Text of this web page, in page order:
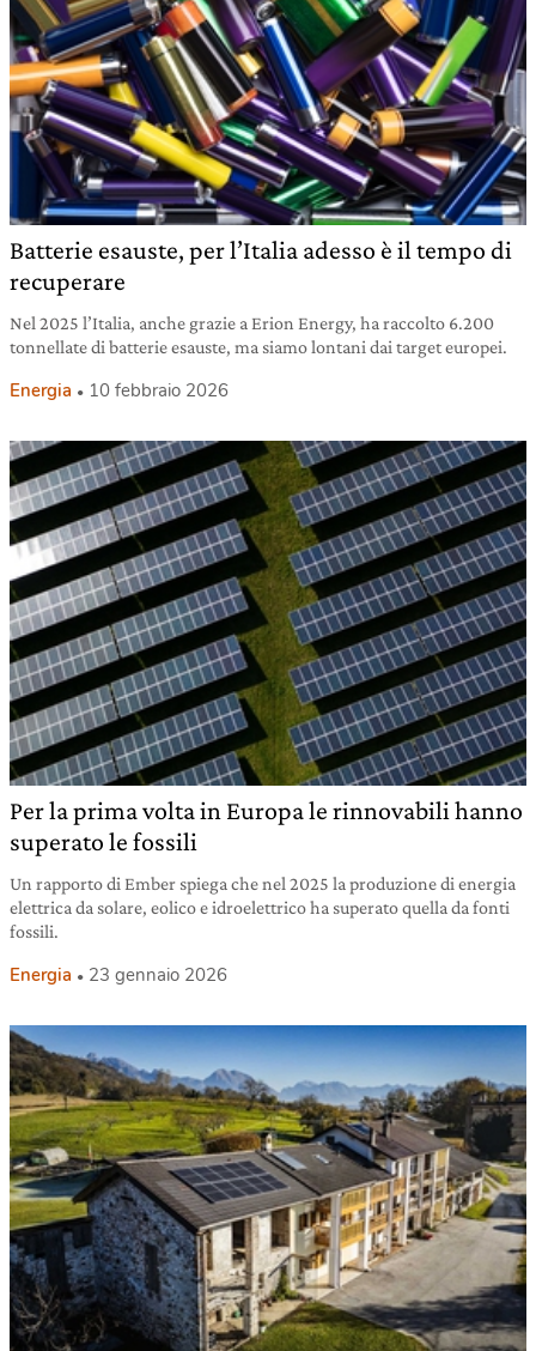
Batterie esauste, per l’Italia adesso è il tempo di
recuperare
Nel 2025 l’Italia, anche grazie a Erion Energy, ha raccolto 6.200
tonnellate di batterie esauste, ma siamo lontani dai target europei.
Energia 10 febbraio 2026
Per la prima volta in Europa le rinnovabili hanno
superato le fossili
Un rapporto di Ember spiega che nel 2025 la produzione di energia
elettrica da solare, eolico e idroelettrico ha superato quella da fonti
fossili.
Energia 23 gennaio 2026